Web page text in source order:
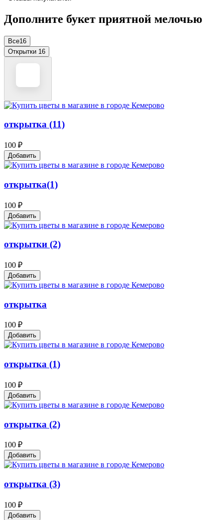
Дополните букет приятной мелочью
Все16
Открытки 16
открытка (11)
100 ₽
Добавить
открытка(1)
100 ₽
Добавить
открытки (2)
100 ₽
Добавить
открытка
100 ₽
Добавить
открытка (1)
100 ₽
Добавить
открытка (2)
100 ₽
Добавить
открытка (3)
100 ₽
Добавить